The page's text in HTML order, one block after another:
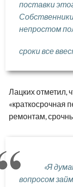
поставки
непростом
сроки все
Лацких отметил,
«краткосрочная
ремонтам,
«Я
вопросом